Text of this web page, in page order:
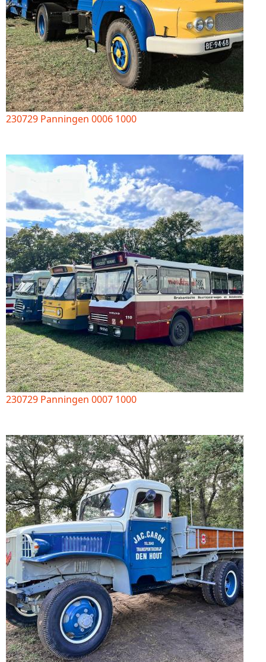
230729 Panningen 0006 1000
230729 Panningen 0007 1000